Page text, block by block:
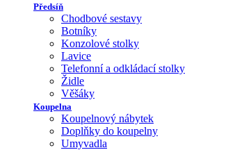
Předsíň
Chodbové sestavy
Botníky
Konzolové stolky
Lavice
Telefonní a odkládací stolky
Židle
Věšáky
Koupelna
Koupelnový nábytek
Doplňky do koupelny
Umyvadla